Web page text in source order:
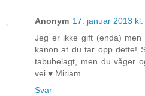
Anonym 17. januar 2013 kl.
Jeg er ikke gift (enda)
kanon at du tar opp dette!
tabubelagt, men du våger
vei ♥ Miriam
Svar